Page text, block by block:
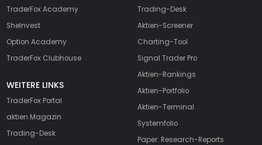
TraderFox Academy
SheInvest
Option Academy
TraderFox Clubhouse
WEITERE LINKS
TraderFox Portal
aktien Magazin
Trading-Desk
Trading-Desk
Aktien-Screener
Charting-Tool
Signal Trader Pro
Aktien-Rankings
Aktien-Portfolio
Aktien-Terminal
Systemfolio
Paper: Research-Reports